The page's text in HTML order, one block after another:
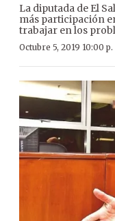
La diputada de El
más participación
trabajar en los
Octubre 5, 2019 10:00 p.